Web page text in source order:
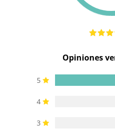
Opiniones
5
4
3